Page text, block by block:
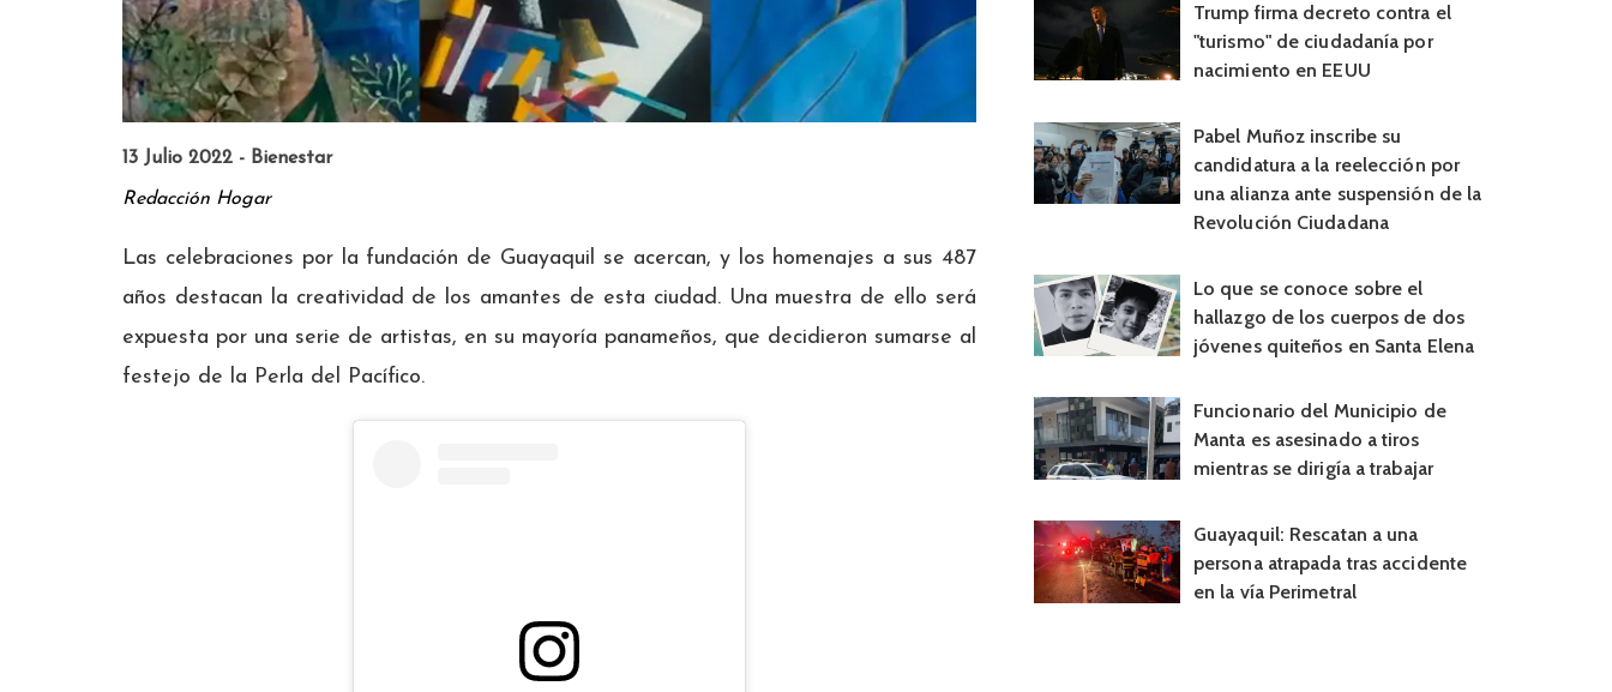
13 Julio 2022 - Bienestar
Redacción Hogar
Las celebraciones por la fundación de Guayaquil se acercan, y los homenajes a sus 487
años destacan la creatividad de los amantes de esta ciudad. Una muestra de ello será
expuesta por una serie de artistas, en su mayoría panameños, que decidieron sumarse al
festejo de la Perla del Pacífico.
Trump firma decreto contra el
"turismo" de ciudadanía por
nacimiento en EEUU
Pabel Muñoz inscribe su
candidatura a la reelección por
una alianza ante suspensión de la
Revolución Ciudadana
Lo que se conoce sobre el
hallazgo de los cuerpos de dos
jóvenes quiteños en Santa Elena
Funcionario del Municipio de
Manta es asesinado a tiros
mientras se dirigía a trabajar
Guayaquil: Rescatan a una
persona atrapada tras accidente
en la vía Perimetral